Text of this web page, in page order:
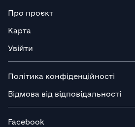
Про проєкт
Карта
Увійти
Політика конфіденційності
Відмова від відповідальності
Facebook